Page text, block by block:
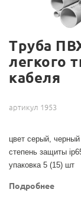
Труба
легкого
кабеля
артикул 1953
цвет серый, черный
степень защиты
упаковка 5 (15) шт
Подробнее